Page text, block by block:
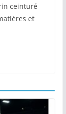
ceinturé
et